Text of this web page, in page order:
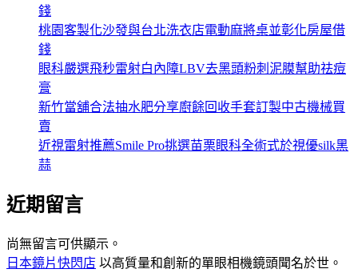
錢
桃園客製化沙發與台北洗衣店電動麻將桌並彰化房屋借
錢
眼科嚴選飛秒雷射白內障LBV去黑頭粉刺泥膜幫助祛痘
膏
新竹當舖合法抽水肥分享廚餘回收手套訂製中古機械買
賣
近視雷射推薦Smile Pro挑選苗栗眼科全術式於視優silk黑
蒜
近期留言
尚無留言可供顯示。
日本鏡片快閃店 以高質量和創新的單眼相機鏡頭聞名於世。